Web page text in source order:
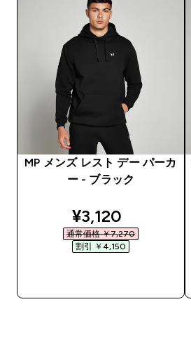
MP メンズ レスト デー パーカ
ー - ブラック
discounted price
¥3,120‎
通常価格 ￥7,270‎
割引 ￥4,150‎